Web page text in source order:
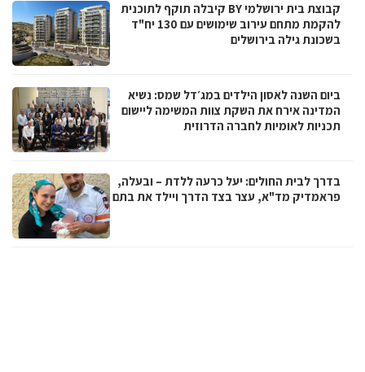
קבוצת בית ירושלמי BY קיבלה תוקף לתוכנית
להקמת מתחם עירוב שימושים עם 130 יח"ד
בשכונת גילה בירושלים
ביום השנה לאסון הילדים במג׳דל שמס: נשיא
המדינה אירח את השקת צוות המשימה ליישום
תכניות לאומיות לחברה הדרוזית
בדרך לבית החולים: יעל כרעה ללדת – ובעלה,
פראמדיק מד"א, עצר בצד הדרך ויילד את בתם